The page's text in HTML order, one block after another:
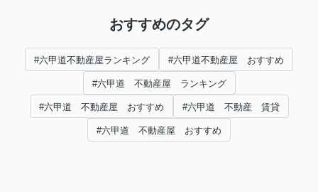
おすすめのタグ
#六甲道不動産屋ランキング #六甲道不動産屋 おすすめ
#六甲道 不動産屋 ランキング
#六甲道 不動産屋 おすすめ #六甲道 不動産 賃貸
#六甲道 不動産屋 おすすめ